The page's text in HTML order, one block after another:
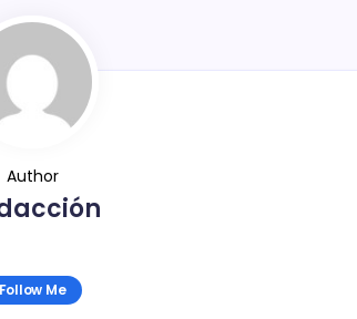
Author
Follow Me